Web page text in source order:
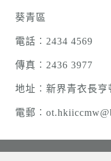
葵青區
電話︰2434 4569
傳真︰2436 3977
地址︰新界青衣長
電郵